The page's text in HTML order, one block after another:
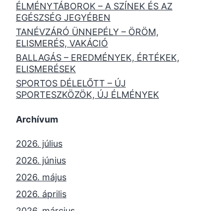
ÉLMÉNYTÁBOROK – A SZÍNEK ÉS AZ
EGÉSZSÉG JEGYÉBEN
TANÉVZÁRÓ ÜNNEPÉLY – ÖRÖM,
ELISMERÉS, VAKÁCIÓ
BALLAGÁS – EREDMÉNYEK, ÉRTÉKEK,
ELISMERÉSEK
SPORTOS DÉLELŐTT – ÚJ
SPORTESZKÖZÖK, ÚJ ÉLMÉNYEK
Archívum
2026. július
2026. június
2026. május
2026. április